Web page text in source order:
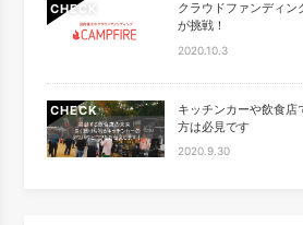
CHECK
クラウドファンディン
が挑戦！
2020.10.3
CHECK
キッチンカーや飲食
方は必見です
2020.9.30